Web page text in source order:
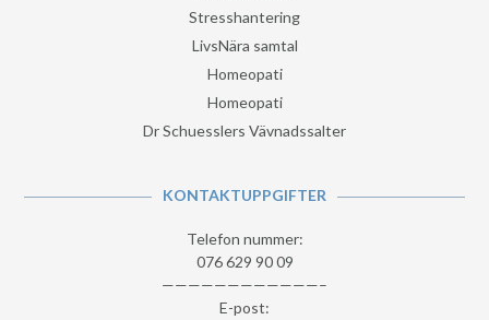
Stresshantering
LivsNära samtal
Homeopati
Homeopati
Dr Schuesslers Vävnadssalter
KONTAKTUPPGIFTER
Telefon nummer:
076 629 90 09
————————————–
E-post: